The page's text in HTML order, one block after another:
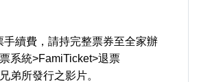
現場告示。
手續費，請持完整票券至全家辦
系統>FamiTicket>退票
弟所發行之影片。